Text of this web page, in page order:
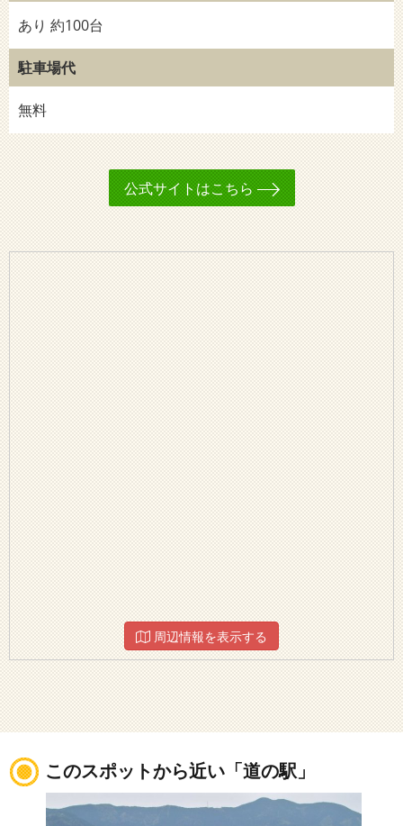
あり 約100台
駐車場代
無料
公式サイトはこちら
周辺情報を表示する
このスポットから近い「道の駅」